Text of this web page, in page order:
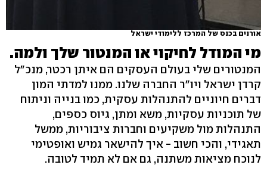
אורנים בכנס של המרכז ללימודי ישראל
מי המודל לחיקוי או המנטור שלך ולמה.
המנטורים שלי בעולם העסקים הם איתן רכטר, מנכ"ל
קרדן ישראל ויו"ר החברה שלנו. ממנו למדתי המון
דברים חיוניים להתנהלות עסקית, כמו בנייה וניתוח
של תוכניות עסקיות, משא ומתן, גיוס כספים,
התנהלות מול משקיעים וחברות ציבוריות, ממשל
תאגידי, והכי חשוב - איך להישאר גמיש ואופטימי
לנוכח מציאות משתנה, גם אם לא תמיד לטובה.